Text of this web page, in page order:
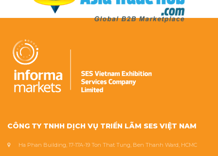
CÔNG TY TNHH DỊCH VỤ TRIỂN LÃM SES VIỆT NAM
Ha Phan Building, 17-17A-19 Ton That Tung, Ben Thanh Ward, HCMC